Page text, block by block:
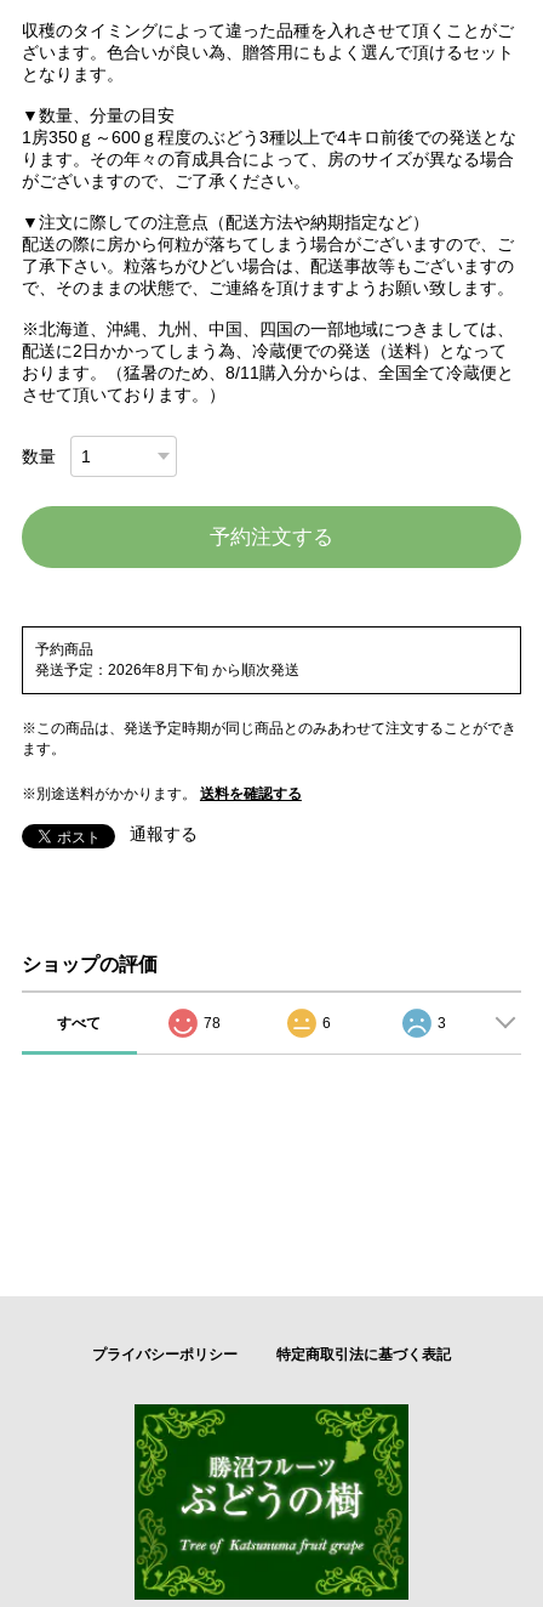
収穫のタイミングによって違った品種を入れさせて頂くことがご
ざいます。色合いが良い為、贈答用にもよく選んで頂けるセット
となります。
▼数量、分量の目安
1房350ｇ～600ｇ程度のぶどう3種以上で4キロ前後での発送とな
ります。その年々の育成具合によって、房のサイズが異なる場合
がございますので、ご了承ください。
▼注文に際しての注意点（配送方法や納期指定など）
配送の際に房から何粒が落ちてしまう場合がございますので、ご
了承下さい。粒落ちがひどい場合は、配送事故等もございますの
で、そのままの状態で、ご連絡を頂けますようお願い致します。
※北海道、沖縄、九州、中国、四国の一部地域につきましては、
配送に2日かかってしまう為、冷蔵便での発送（送料）となって
おります。（猛暑のため、8/11購入分からは、全国全て冷蔵便と
させて頂いております。）
数量
予約注文する
予約商品
発送予定：2026年8月下旬 から順次発送
※この商品は、発送予定時期が同じ商品とのみあわせて注文することができ
ます。
※別途送料がかかります。 送料を確認する
通報する
ショップの評価
すべて 78 6 3
プライバシーポリシー 特定商取引法に基づく表記